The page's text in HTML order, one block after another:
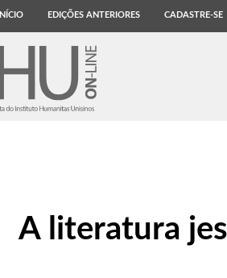
INÍCIO EDIÇÕES ANTERIORES CADASTRE-SE
A literatura